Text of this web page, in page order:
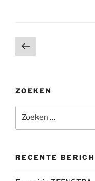
Berichten
paginering
Vorige
pagina
ZOEKEN
naar:
RECENTE